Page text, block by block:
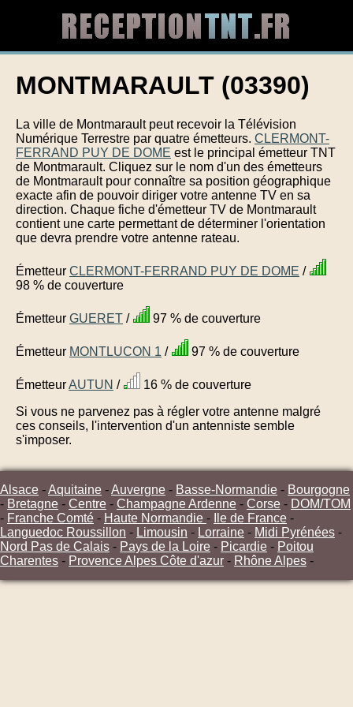
MONTMARAULT (03390)
La ville de Montmarault peut recevoir la Télévision
Numérique Terrestre par quatre émetteurs. CLERMONT-
FERRAND PUY DE DOME est le principal émetteur TNT
de Montmarault. Cliquez sur le nom d'un des émetteurs
de Montmarault pour connaître sa position géographique
exacte afin de pouvoir diriger votre antenne TV en sa
direction. Chaque fiche d'émetteur TV de Montmarault
contient une carte permettant de déterminer l'orientation
que devra prendre votre antenne rateau.
Émetteur CLERMONT-FERRAND PUY DE DOME /
98 % de couverture
Émetteur GUERET / 97 % de couverture
Émetteur MONTLUCON 1 / 97 % de couverture
ÉmetteurAUTUN /
16 % de couverture
Si vous ne parvenez pas à régler votre antenne malgré
ces conseils, l'intervention d'un antenniste semble
s'imposer.
Alsace -Aquitaine -Auvergne - Basse-Normandie - Bourgogne
- Bretagne - Centre - Champagne Ardenne - Corse - DOM/TOM
- Franche Comté - Haute Normandie - Ile de France -
Languedoc Roussillon - Limousin - Lorraine - Midi Pyrénées -
Nord Pas de Calais - Pays de la Loire - Picardie - Poitou
Charentes - Provence Alpes Côte d'azur - Rhône Alpes -